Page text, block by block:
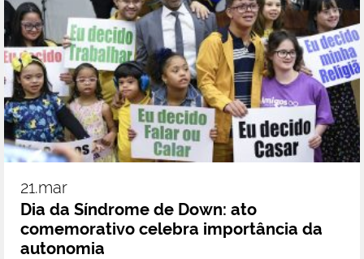
21.mar
Dia da Síndrome de Down: ato
comemorativo celebra importância da
autonomia